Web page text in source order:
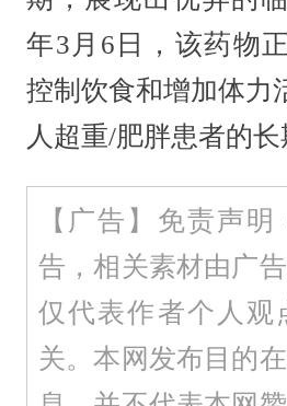
年3月6日，该药物
控制饮食和增加体力
人超重/肥胖患者的长
【广告】免责声
告，相关素材由广
仅代表作者个人观
关。本网发布目的